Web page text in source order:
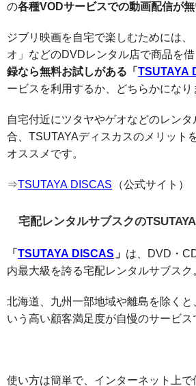
の各種VODサービスでの動画配信が
ジブリ映画を自宅で楽しむためには
オ」などのDVDレンタル店で商品を借
録なら無料お試しがある「 TSUTAYA
ービスを利用するか、どちらかになり
自宅付近にツタヤやゲオなどのレン
合、TSUTAYAディスカスのメリット
オススメです。
⇒TSUTAYA DISCAS （公式サイト）
宅配レンタルサブスクの
「TSUTAYA DISCAS 」 は、DVD・
内最大級を誇る宅配レンタルサブスク
北海道、九州一部地域や離島を除くと
いう高い顧客満足度が自慢のサービス
使い方は簡単で、インターネット上